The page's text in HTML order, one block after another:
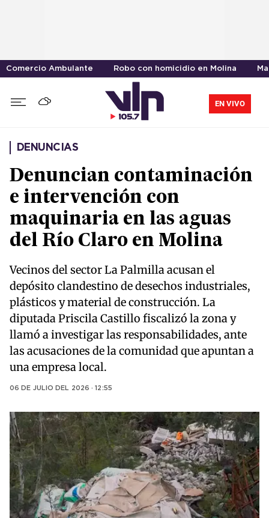
Comercio Ambulante Robo con homicidio en Molina
EN VIVO
DENUNCIAS
Denuncian contaminación
e intervención con
maquinaria en las aguas
del Río Claro en Molina
Vecinos del sector La Palmilla acusan el
depósito clandestino de desechos industriales,
plásticos y material de construcción. La
diputada Priscila Castillo fiscalizó la zona y
llamó a investigar las responsabilidades, ante
las acusaciones de la comunidad que apuntan a
una empresa local.
06 DE JULIO DEL 2026 · 12:55